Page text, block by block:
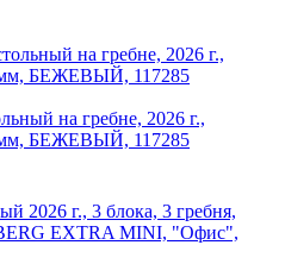
на гребне, 2026 г.,
БЕЖЕВЫЙ, 117285